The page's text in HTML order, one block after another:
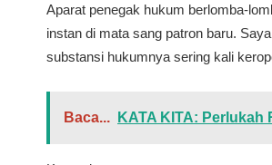
Aparat penegak hukum berlomba-
instan di mata sang patron baru.
substansi hukumnya sering kali
Baca... KATA KITA: